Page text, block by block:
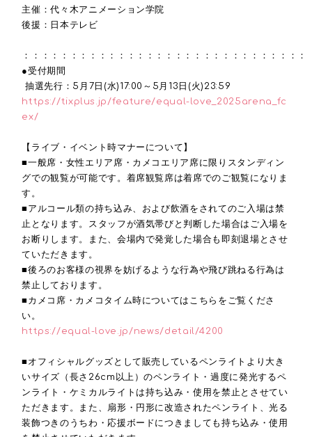
主催：代々木アニメーション学院
後援：日本テレビ
：：：：：：：：：：：：：：：：：：：：：：：：：：：：：：
●受付期間
抽選先行： 5 月 7 日 (水)17:00 ～ 5 月 13 日 (火)23:59
https://tixplus.jp/feature/equal-love_2025arena_fc
ex/
【ライブ・イベント時マナーについて】
■一般席・女性エリア席・カメコエリア席に限りスタンディン
グでの観覧が可能です。着席観覧席は着席でのご観覧になりま
す。
■アルコール類の持ち込み、および飲酒をされてのご入場は禁
止となります。スタッフが酒気帯びと判断した場合はご入場を
お断りします。また、会場内で発覚した場合も即刻退場とさせ
ていただきます。
■後ろのお客様の視界を妨げるような行為や飛び跳ねる行為は
禁止しております。
■カメコ席・カメコタイム時についてはこちらをご覧くださ
い。
https://equal-love.jp/news/detail/4200
■オフィシャルグッズとして販売しているペンライトより大き
いサイズ（長さ 26cm 以上）のペンライト・過度に発光するペ
ンライト・ケミカルライトは持ち込み・使用を禁止とさせてい
ただきます。また、扇形・円形に改造されたペンライト、光る
装飾つきのうちわ・応援ボードにつきましても持ち込み・使用